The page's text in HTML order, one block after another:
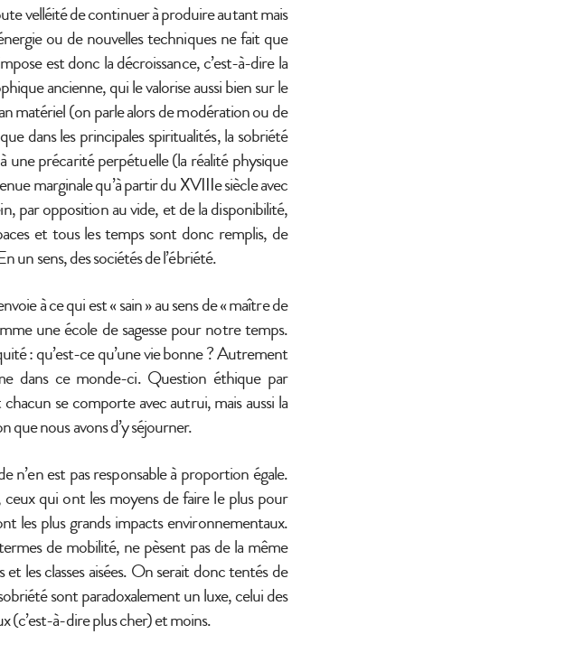
velléité de continuer à produire autant mais
ou de nouvelles techniques ne fait que
est donc la décroissance, c’est-à-dire la
ancienne, qui le valorise aussi bien sur le
matériel (on parle alors de modération ou de
dans les principales spiritualités, la sobriété
une précarité perpétuelle (la réalité physique
marginale qu’à partir du XVIIIe siècle avec
par opposition au vide, et de la disponibilité,
et tous les temps sont donc remplis, de
un sens, des sociétés de l’ébriété.
à ce qui est « sain » au sens de « maître de
une école de sagesse pour notre temps.
: qu’est-ce qu’une vie bonne ? Autrement
dans ce monde-ci. Question éthique par
se comporte avec autrui, mais aussi la
que nous avons d’y séjourner.
est pas responsable à proportion égale.
qui ont les moyens de faire le plus pour
les plus grands impacts environnementaux.
de mobilité, ne pèsent pas de la même
et les classes aisées. On serait donc tentés de
sont paradoxalement un luxe, celui des
(c’est-à-dire plus cher) et moins.